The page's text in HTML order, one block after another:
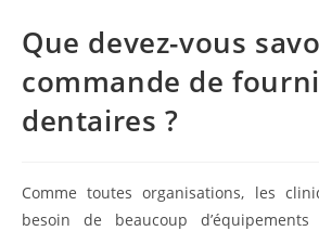
Que devez-vous
commande de
dentaires ?
Comme toutes organisations, les
besoin de beaucoup